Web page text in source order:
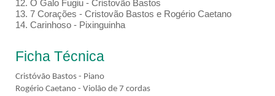
12. O Galo Fugiu - Cristovão Bastos
13. 7 Corações - Cristovão Bastos e Rogério Caetano
14. Carinhoso - Pixinguinha
Ficha Técnica
Cristóvão Bastos - Piano
Rogério Caetano - Violão de 7 cordas